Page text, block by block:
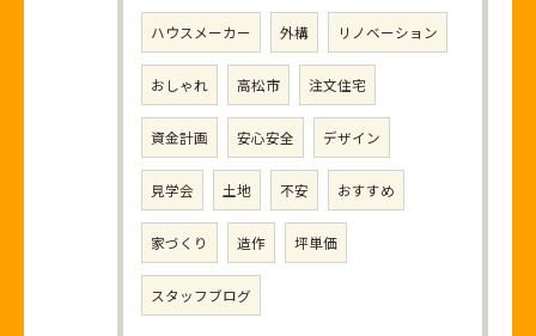
ハウスメーカー 外構 リノベーション
おしゃれ 高松市 注文住宅
資金計画 安心安全 デザイン
見学会 土地 不安 おすすめ
家づくり 造作 坪単価
スタッフブログ